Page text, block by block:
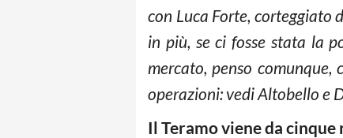
con Luca Forte, corteggiato
in più, se ci fosse stata la
mercato, penso
operazioni: vedi Altobello e
Il Teramo viene da